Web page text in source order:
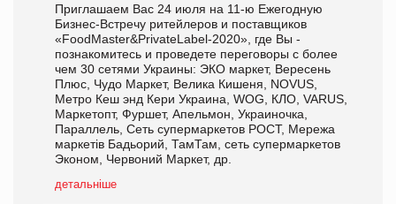
Приглашаем Вас 24 июля на 11-ю Ежегодную
Бизнес-Встречу ритейлеров и поставщиков
«FoodMaster&PrivateLabel-2020», где Вы -
познакомитесь и проведете переговоры с более
чем 30 сетями Украины: ЭКО маркет, Вересень
Плюс, Чудо Маркет, Велика Кишеня, NOVUS,
Метро Кеш энд Кери Украина, WOG, КЛО, VARUS,
Маркетопт, Фуршет, Апельмон, Украиночка,
Параллель, Сеть супермаркетов РОСТ, Мережа
маркетів Бадьорий, ТамТам, сеть супермаркетов
Эконом, Червоний Маркет, др.
детальніше